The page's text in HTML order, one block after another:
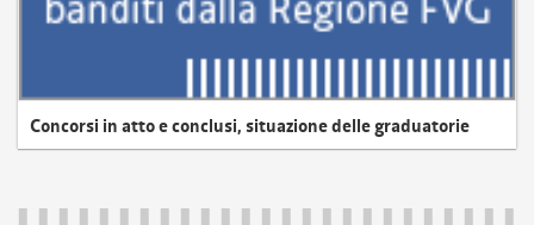
Concorsi in atto e conclusi, situazione delle graduatorie